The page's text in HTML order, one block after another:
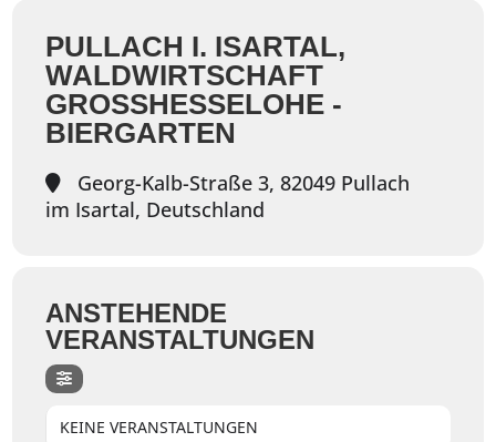
PULLACH I. ISARTAL,
WALDWIRTSCHAFT
GROSSHESSELOHE - B
IERGARTEN
Georg-Kalb-Straße 3, 82049 Pullach
im Isartal, Deutschland
ANSTEHENDE
VERANSTALTUNGEN
KEINE VERANSTALTUNGEN